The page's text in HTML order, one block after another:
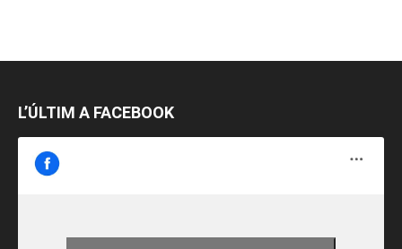
L’ÚLTIM A FACEBOOK